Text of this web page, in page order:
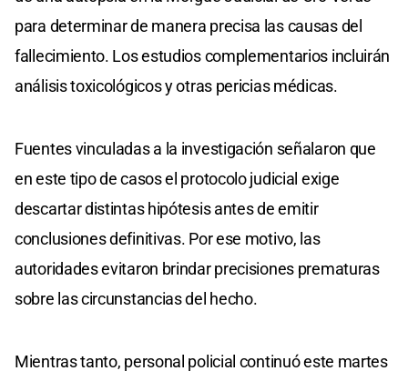
para determinar de manera precisa las causas del
fallecimiento. Los estudios complementarios incluirán
análisis toxicológicos y otras pericias médicas.
Fuentes vinculadas a la investigación señalaron que
en este tipo de casos el protocolo judicial exige
descartar distintas hipótesis antes de emitir
conclusiones definitivas. Por ese motivo, las
autoridades evitaron brindar precisiones prematuras
sobre las circunstancias del hecho.
Mientras tanto, personal policial continuó este martes